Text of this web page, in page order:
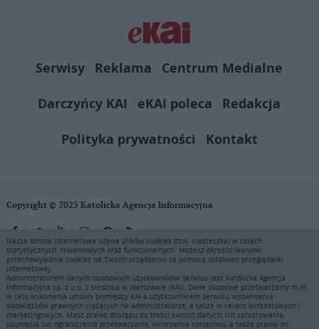
Serwisy Reklama
Centrum Medialne
Darczyńcy KAI
eKAI poleca
Redakcja
Polityka prywatności
Kontakt
Copyright © 2025 Katolicka Agencja Informacyjna
KAI zastrzega wszelkie prawa do serwisu. Użytkownicy mogą pobierać
i drukować fragmenty zawartości serwisu internetowego www.ekai.pl
wyłącznie do użytku osobistego. Publikacja, rozpowszechnianie
zawartości niniejszego serwisu lub jej sprzedaż (także framing i in.
podobne metody), są bez uprzedniej pisemnej zgody KAI zabronione i
stanowią naruszenie ustaw o prawie autorskim, ochronie baz danych i
Nasza strona internetowa używa plików cookies (tzw. ciasteczka) w celach
statystycznych, reklamowych oraz funkcjonalnych. Możesz określić warunki
przechowywania cookies na Twoim urządzeniu za pomocą ustawień przeglądarki
internetowej.
Administratorem danych osobowych użytkowników Serwisu jest Katolicka Agencja
Informacyjna sp. z o.o. z siedzibą w Warszawie (KAI). Dane osobowe przetwarzamy m.in.
w celu wykonania umowy pomiędzy KAI a użytkownikiem Serwisu, wypełnienia
obowiązków prawnych ciążących na Administratorze, a także w celach kontaktowych i
marketingowych. Masz prawo dostępu do treści swoich danych, ich sprostowania,
usunięcia lub ograniczenia przetwarzania, wniesienia sprzeciwu, a także prawo do